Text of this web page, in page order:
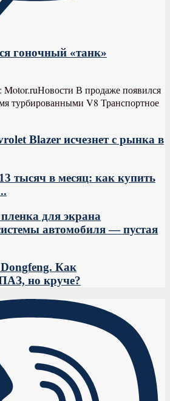
гоночный «танк»
Motor.ruНовости В продаже появился
турбированными V8 Транспортное
Blazer исчезнет с рынка в
тысяч в месяц: как купить
для экрана
автомобиля — пустая
Dongfeng. Как
но круче?